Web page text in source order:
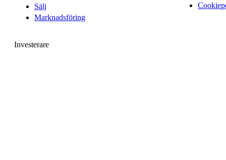
Sälj
Marknadsföring
Investerare